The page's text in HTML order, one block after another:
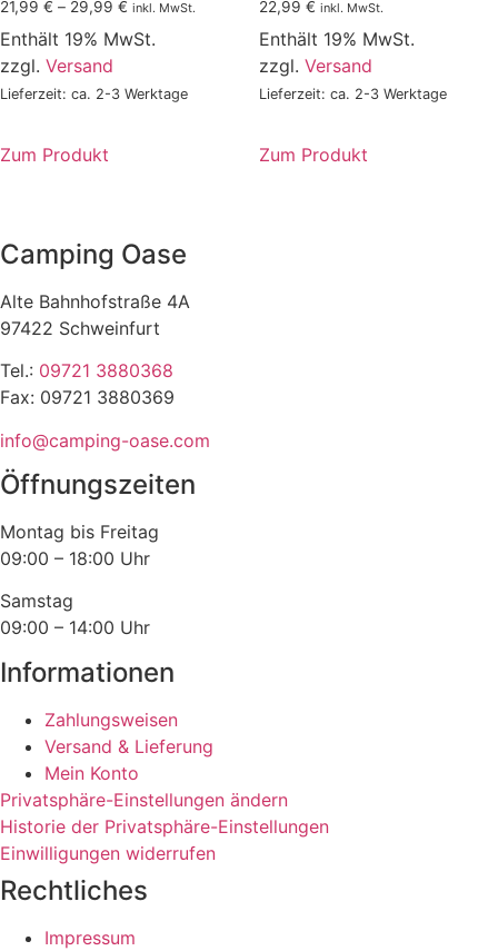
Optionen
können
auf
der
gewählt
21,99 € – 29,99 € Preisspanne:
bis
inkl. MwSt.
Enthält 19% MwSt.
zzgl. Versand
Lieferzeit: ca. 2-3 Werktage
Zum Produkt
mehrere
auf.
Die
Optionen
können
der
Produktseite
gewählt
werden
22,99 € inkl. MwSt.
Enthält 19% MwSt.
zzgl. Versand
Lieferzeit: ca. 2-3 Werktage
Zum Produkt
Camping Oase
Alte Bahnhofstraße 4A
97422 Schweinfurt
Tel.: 09721 3880368
Fax: 09721 3880369
info@camping-oase.com
Öffnungszeiten
Montag bis Freitag
09:00 – 18:00 Uhr
Samstag
09:00 – 14:00 Uhr
Informationen
Zahlungsweisen
Versand & Lieferung
Mein Konto
Privatsphäre-Einstellungen ändern
Historie der Privatsphäre-Einstellungen
Einwilligungen widerrufen
Rechtliches
Impressum